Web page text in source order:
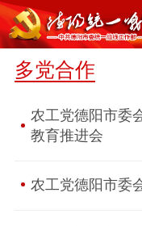
多党合作
农工党德阳市委
教育推进会
农工党德阳市委